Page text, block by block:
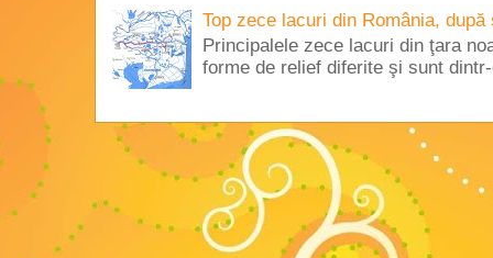
Top zece lacuri din România, după
Principalele zece lacuri din ţara
forme de relief diferite şi sunt